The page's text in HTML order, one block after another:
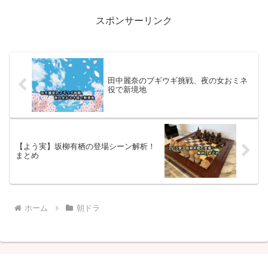
スポンサーリンク
田中麗奈のブギウギ挑戦、夜の女おミネ
役で新境地
【よう実】坂柳有栖の登場シーン解析！
まとめ
ホーム 朝ドラ